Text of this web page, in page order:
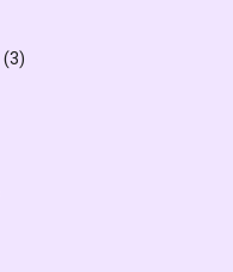
(3)